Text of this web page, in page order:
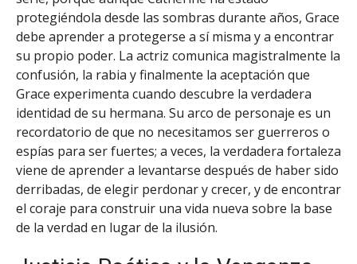
protegiéndola desde las sombras durante años, Grace
debe aprender a protegerse a sí misma y a encontrar
su propio poder. La actriz comunica magistralmente la
confusión, la rabia y finalmente la aceptación que
Grace experimenta cuando descubre la verdadera
identidad de su hermana. Su arco de personaje es un
recordatorio de que no necesitamos ser guerreros o
espías para ser fuertes; a veces, la verdadera fortaleza
viene de aprender a levantarse después de haber sido
derribadas, de elegir perdonar y crecer, y de encontrar
el coraje para construir una vida nueva sobre la base
de la verdad en lugar de la ilusión.